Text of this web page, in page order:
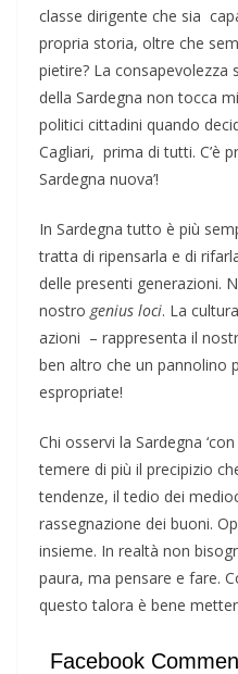
classe dirigente che sia
propria storia, oltre che
pietire? La consapevolezza
della Sardegna non tocca
politici cittadini quando
Cagliari, prima di tutti. C’è
Sardegna nuova’!
In Sardegna tutto è più
tratta di ripensarla e di
delle presenti generazioni.
nostro genius loci. La
azioni – rappresenta il
ben altro che un pannolino
espropriate!
Chi osservi la Sardegna
temere di più il precipizio
tendenze, il tedio dei
rassegnazione dei buoni.
insieme. In realtà non
paura, ma pensare e fare.
questo talora è bene
Facebook